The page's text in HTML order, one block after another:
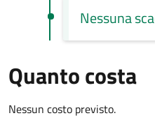
Nessuna
Quanto costa
Nessun costo previsto.